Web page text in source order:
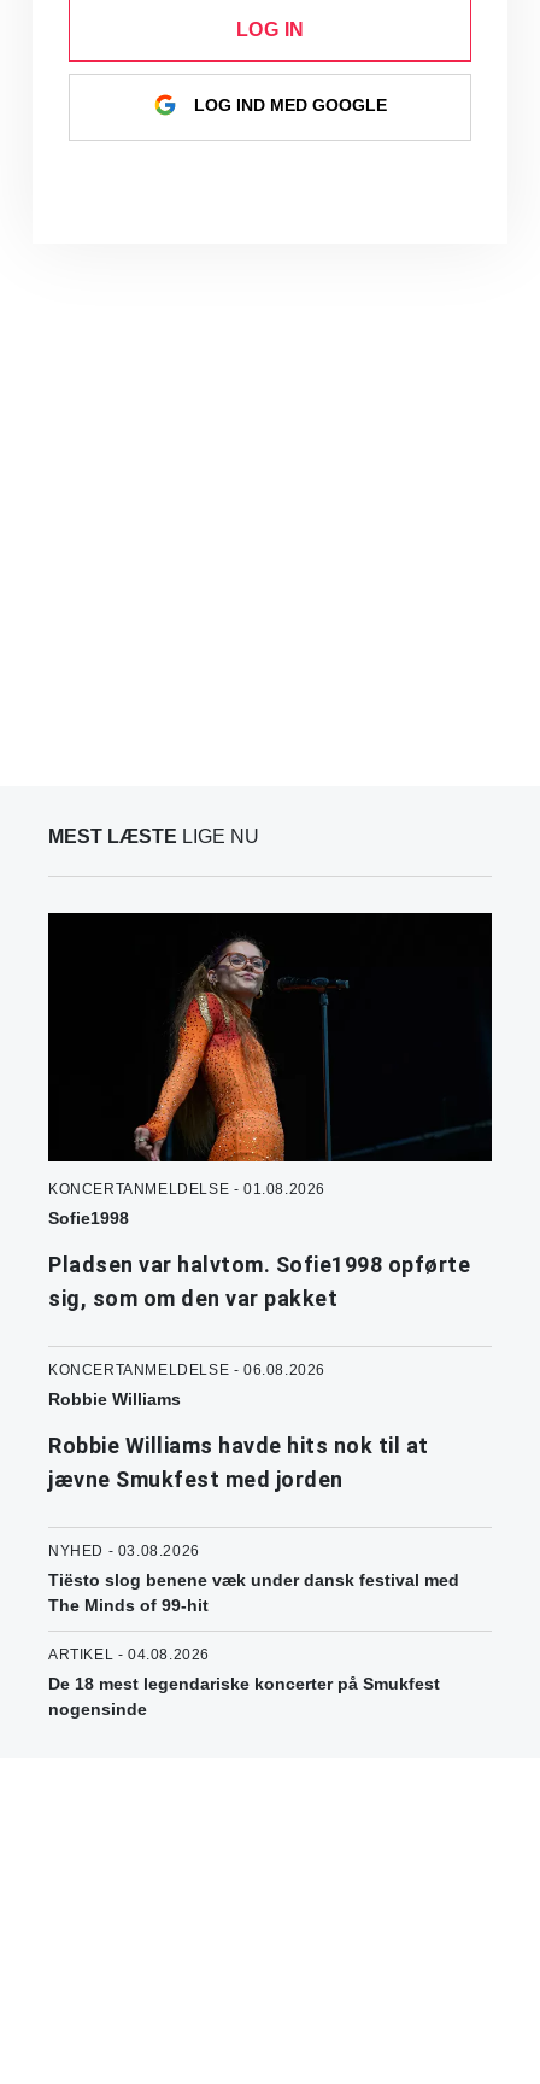
LOG IN
LOG IND MED GOOGLE
MEST LÆSTE LIGE NU
KONCERTANMELDELSE - 01.08.2026
Sofie1998
Pladsen var halvtom. Sofie1998 opførte
sig, som om den var pakket
KONCERTANMELDELSE - 06.08.2026
Robbie Williams
Robbie Williams havde hits nok til at
jævne Smukfest med jorden
NYHED - 03.08.2026
Tiësto slog benene væk under dansk festival med
The Minds of 99-hit
ARTIKEL - 04.08.2026
De 18 mest legendariske koncerter på Smukfest
nogensinde